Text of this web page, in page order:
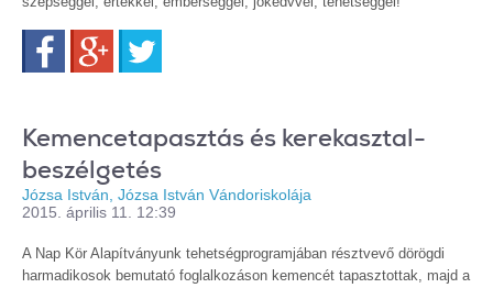
FacebookGoogle+
Kemencetapasztás és kerekasztal-
beszélgetés
Józsa István, Józsa István Vándoriskolája
2015. április 11. 12:39
A Nap Kör Alapítványunk tehetségprogramjában résztvevő dörögdi
harmadikosok bemutató foglalkozáson kemencét tapasztottak, majd a